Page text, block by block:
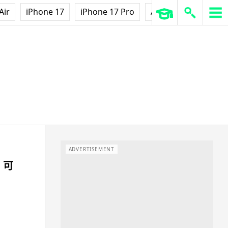
iPhone 17 iPhone 17 Pro AirPods Pro 3
可
ADVERTISEMENT